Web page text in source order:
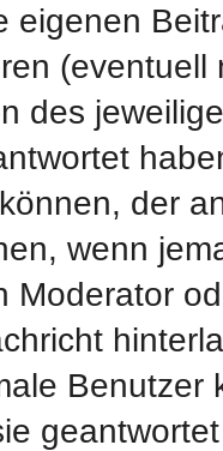
eigenen
des
der
wenn
Moderator